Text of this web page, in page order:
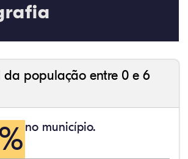
da população entre 0 e 6
no município.